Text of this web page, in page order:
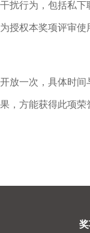
扰行为，包括私
授权本奖项评审
放一次，具体时
，方能获得此项荣